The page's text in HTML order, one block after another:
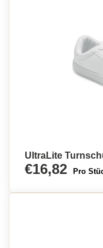
UltraLite
€16,82 Pro